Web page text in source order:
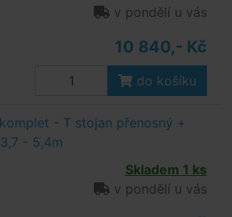
v pondělí u vás
10 840,- Kč
do košíku
- T stojan přenosný +
- 5,4m
Skladem 1 ks
v pondělí u vás